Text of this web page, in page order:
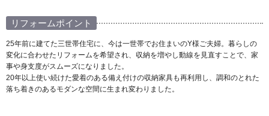
リフォームポイント
25年前に建てた三世帯住宅に、今は一世帯でお住まいのY様ご夫婦。暮らしの
変化に合わせたリフォームを希望され、収納を増やし動線を見直すことで、家
事や身支度がスムーズになりました。
20年以上使い続けた愛着のある備え付けの収納家具も再利用し、調和のとれた
落ち着きのあるモダンな空間に生まれ変わりました。